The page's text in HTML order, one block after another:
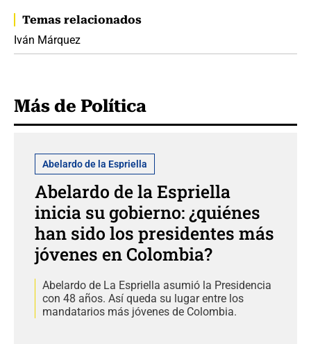
Temas relacionados
Iván Márquez
Más de Política
Abelardo de la Espriella
Abelardo de la Espriella
inicia su gobierno: ¿quiénes
han sido los presidentes más
jóvenes en Colombia?
Abelardo de La Espriella asumió la Presidencia
con 48 años. Así queda su lugar entre los
mandatarios más jóvenes de Colombia.